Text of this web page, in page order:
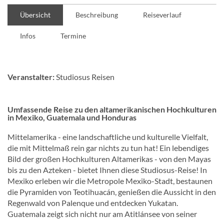
Übersicht Beschreibung Reiseverlauf
Infos Termine
Veranstalter:Studiosus Reisen
Umfassende Reise zu den altamerikanischen Hochkulturen
in Mexiko, Guatemala und Honduras
Mittelamerika - eine landschaftliche und kulturelle Vielfalt,
die mit Mittelmaß rein gar nichts zu tun hat! Ein lebendiges
Bild der großen Hochkulturen Altamerikas - von den Mayas
bis zu den Azteken - bietet Ihnen diese Studiosus-Reise! In
Mexiko erleben wir die Metropole Mexiko-Stadt, bestaunen
die Pyramiden von Teotihuacán, genießen die Aussicht in den
Regenwald von Palenque und entdecken Yukatan.
Guatemala zeigt sich nicht nur am Atitlánsee von seiner